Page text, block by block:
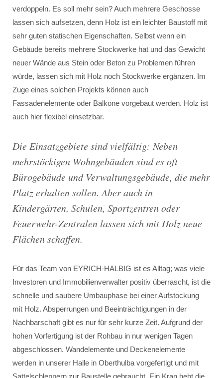
verdoppeln. Es soll mehr sein? Auch mehrere Geschosse
lassen sich aufsetzen, denn Holz ist ein leichter Baustoff mit
sehr guten statischen Eigenschaften. Selbst wenn ein
Gebäude bereits mehrere Stockwerke hat und das Gewicht
neuer Wände aus Stein oder Beton zu Problemen führen
würde, lassen sich mit Holz noch Stockwerke ergänzen. Im
Zuge eines solchen Projekts können auch
Fassadenelemente oder Balkone vorgebaut werden. Holz ist
auch hier flexibel einsetzbar.
Die Einsatzgebiete sind vielfältig: Neben
mehrstöckigen Wohngebäuden sind es oft
Bürogebäude und Verwaltungsgebäude, die mehr
Platz erhalten sollen. Aber auch in
Kindergärten, Schulen, Sportzentren oder
Feuerwehr-Zentralen lassen sich mit Holz neue
Flächen schaffen.
Für das Team von EYRICH-HALBIG ist es Alltag; was viele
Investoren und Immobilienverwalter positiv überrascht, ist die
schnelle und saubere Umbauphase bei einer Aufstockung
mit Holz. Absperrungen und Beeinträchtigungen in der
Nachbarschaft gibt es nur für sehr kurze Zeit. Aufgrund der
hohen Vorfertigung ist der Rohbau in nur wenigen Tagen
abgeschlossen. Wandelemente und Deckenelemente
werden in unserer Halle in Oberthulba vorgefertigt und mit
Sattelschleppern zur Baustelle gebraucht. Ein Kran hebt die